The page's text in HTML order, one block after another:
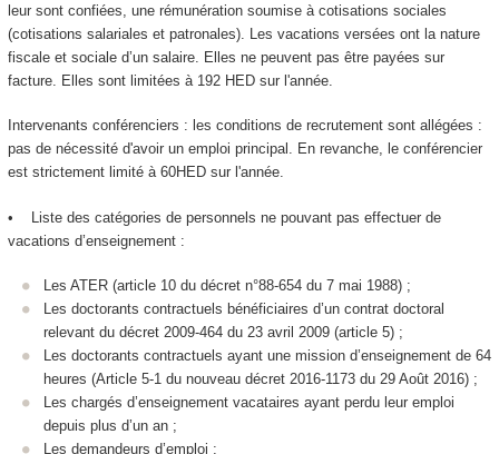
leur sont confiées, une rémunération soumise à cotisations sociales
(cotisations salariales et patronales). Les vacations versées ont la nature
fiscale et sociale d’un salaire. Elles ne peuvent pas être payées sur
facture. Elles sont limitées à 192 HED sur l'année.
Intervenants conférenciers : les conditions de recrutement sont allégées :
pas de nécessité d'avoir un emploi principal. En revanche, le conférencier
est strictement limité à 60HED sur l'année.
• Liste des catégories de personnels ne pouvant pas effectuer de
vacations d’enseignement :
Les ATER (article 10 du décret n°88-654 du 7 mai 1988) ;
Les doctorants contractuels bénéficiaires d’un contrat doctoral
relevant du décret 2009-464 du 23 avril 2009 (article 5) ;
Les doctorants contractuels ayant une mission d’enseignement de 64
heures (Article 5-1 du nouveau décret 2016-1173 du 29 Août 2016) ;
Les chargés d’enseignement vacataires ayant perdu leur emploi
depuis plus d’un an ;
Les demandeurs d’emploi ;